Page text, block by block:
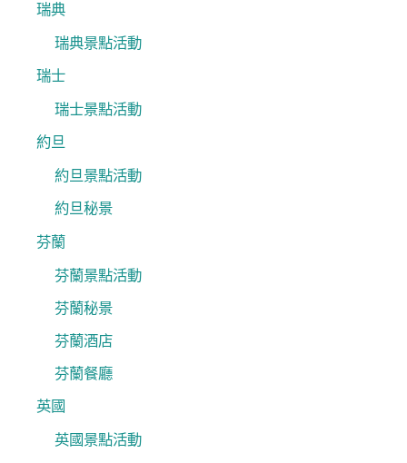
瑞典
瑞典景點活動
瑞士
瑞士景點活動
約旦
約旦景點活動
約旦秘景
芬蘭
芬蘭景點活動
芬蘭秘景
芬蘭酒店
芬蘭餐廳
英國
英國景點活動